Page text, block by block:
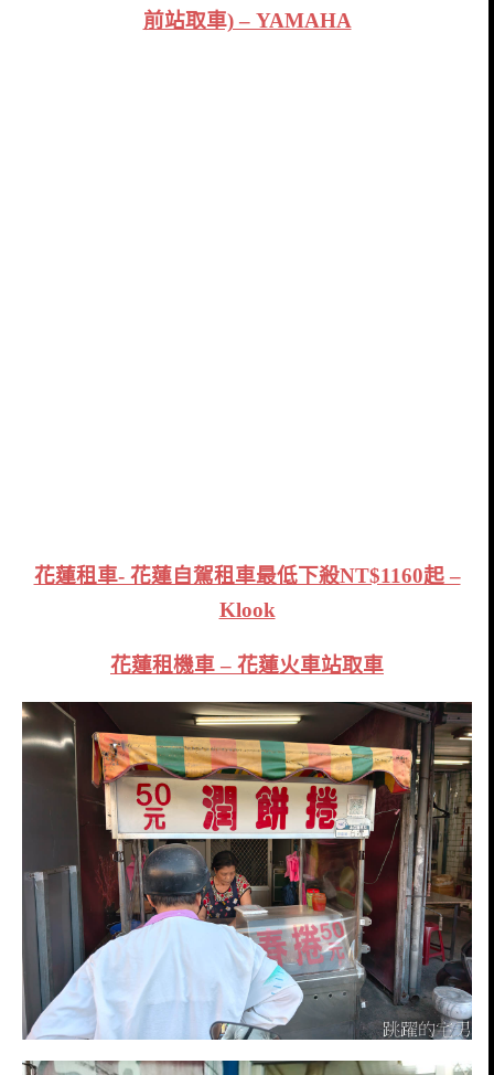
前站取車) – YAMAHA
花蓮租車- 花蓮自駕租車最低下殺NT$1160起 –
Klook
花蓮租機車 – 花蓮火車站取車